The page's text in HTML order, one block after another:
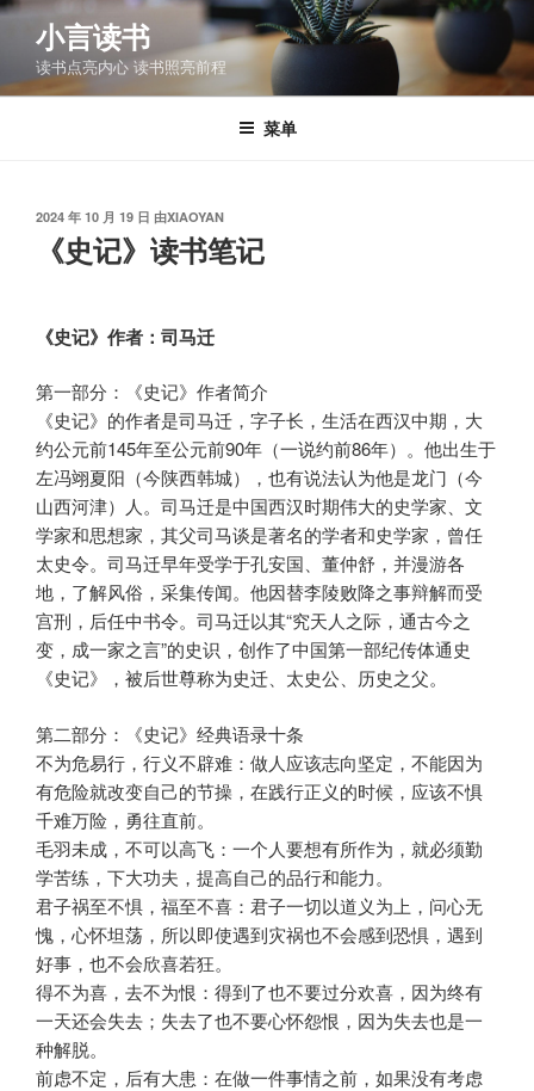
跳
容
小言读书
读书点亮内心 读书照亮前程
菜单
发
2024 年 10 月 19 日 由XIAOYAN
《史记》读书笔记
《史记》作者：司马迁
第一部分：《史记》作者简介
《史记》的作者是司马迁，字子长，生活在西汉中期，大
约公元前145年至公元前90年（一说约前86年）。他出生于
左冯翊夏阳（今陕西韩城），也有说法认为他是龙门（今
山西河津）人。司马迁是中国西汉时期伟大的史学家、文
学家和思想家，其父司马谈是著名的学者和史学家，曾任
太史令。司马迁早年受学于孔安国、董仲舒，并漫游各
地，了解风俗，采集传闻。他因替李陵败降之事辩解而受
宫刑，后任中书令。司马迁以其“究天人之际，通古今之
变，成一家之言”的史识，创作了中国第一部纪传体通史
《史记》，被后世尊称为史迁、太史公、历史之父。
第二部分：《史记》经典语录十条
不为危易行，行义不辟难：做人应该志向坚定，不能因为
有危险就改变自己的节操，在践行正义的时候，应该不惧
千难万险，勇往直前。
毛羽未成，不可以高飞：一个人要想有所作为，就必须勤
学苦练，下大功夫，提高自己的品行和能力。
君子祸至不惧，福至不喜：君子一切以道义为上，问心无
愧，心怀坦荡，所以即使遇到灾祸也不会感到恐惧，遇到
好事，也不会欣喜若狂。
得不为喜，去不为恨：得到了也不要过分欢喜，因为终有
一天还会失去；失去了也不要心怀怨恨，因为失去也是一
种解脱。
前虑不定，后有大患：在做一件事情之前，如果没有考虑